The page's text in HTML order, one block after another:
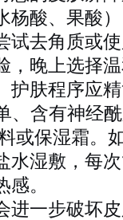
杨酸、果酸
试去角质或
，晚上选择
护肤程序应
、含有神经
或保湿霜。
水湿敷，每
。
进一步破坏